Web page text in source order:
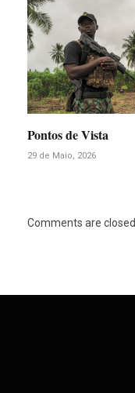
Pontos de Vista
29 de Maio, 2026
Comments are closed.